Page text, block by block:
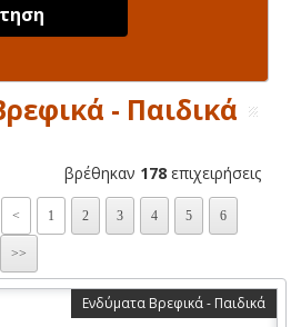
- Παιδικά
βρέθηκαν 178 επιχειρήσεις
< 1 2 3 4 5 6
>>
Ενδύματα Βρεφικά - Παιδικά